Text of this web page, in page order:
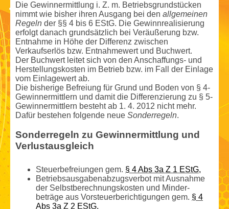
Die Gewinn­ermittlung i. Z. m. Betriebsgrundstücken
nimmt wie bisher ihren Ausgang bei den allgemeinen
Regeln der §§ 4 bis 6 EStG. Die Gewinnrealisierung
erfolgt danach grundsätzlich bei Veräußerung bzw.
Entnahme in Höhe der Differenz zwischen
Verkaufserlös bzw. Entnahme­wert und Buchwert.
Der Buchwert leitet sich von den Anschaffungs- und
Herstellungs­kosten im Betrieb bzw. im Fall der Einlage
vom Einlage­wert ab.
Die bisherige Befreiung für Grund und Boden von § 4-
Gewinnermittlern und damit die Differenzierung zu § 5-
Gewinnermittlern besteht ab 1. 4. 2012 nicht mehr.
Dafür bestehen folgende neue Sonderregeln.
Sonderregeln zu Gewinn­ermittlung und
Verlustausgleich
Steuer­befreiungen gem. § 4 Abs 3a Z 1 EStG,
Betriebsausgabenabzugsverbot mit Ausnahme
der Selbstberechnungs­kosten und Minder­
beträge aus Vorsteuerberichtigungen gem. § 4
Abs 3a Z 2 EStG,